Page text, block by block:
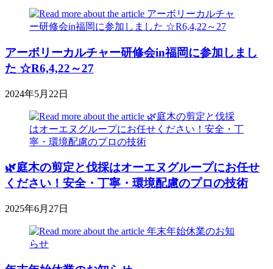
アーボリーカルチャー研修会in福岡に参加しまし
た ☆R6,4,22～27
2024年5月22日
🌿庭木の剪定と伐採はオーエヌグループにお任せ
ください！安全・丁寧・環境配慮のプロの技術
2025年6月27日